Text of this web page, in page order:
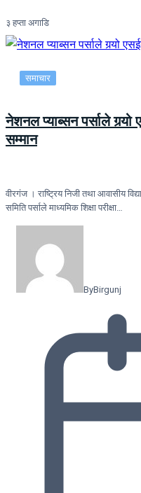
३ हप्ता अगाडि
समाचार
नेशनल प्याब्सन पर्साले गर्‍यो
सम्मान
वीरगंज । राष्ट्रिय निजी तथा आवासीय
समिति पर्साले माध्यमिक शिक्षा परीक्षा…
ByBirgunj